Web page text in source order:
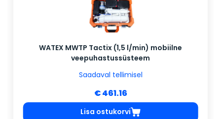
WATEX MWTP Tactix (1,5 l/min) mobiilne
veepuhastussüsteem
Saadaval tellimisel
€ 461.16
Lisa ostukorvi